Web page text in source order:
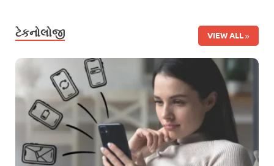
ટેકનોલોજી VIEW ALL